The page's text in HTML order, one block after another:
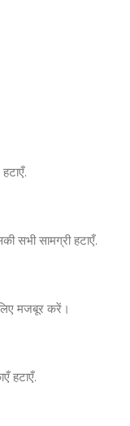
सभी सामग्री हटाएँ.
मजबूर करें।
हटाएँ.